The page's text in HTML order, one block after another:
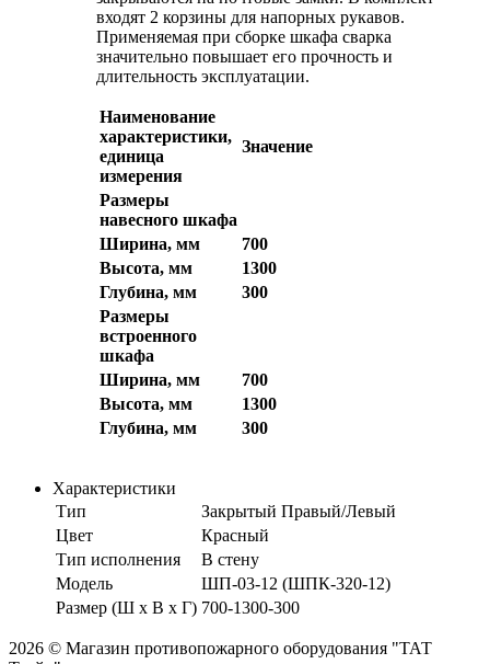
входят 2 корзины для напорных рукавов.
Применяемая при сборке шкафа сварка
значительно повышает его прочность и
длительность эксплуатации.
Наименование
характеристики,
единица
измерения
Значение
Размеры
навесного шкафа
Ширина, мм
700
Высота, мм
1300
Глубина, мм
300
Размеры
встроенного
шкафа
Ширина, мм
700
Высота, мм
1300
Глубина, мм
300
Характеристики
Тип
Закрытый Правый/Левый
Цвет
Красный
Тип исполнения
В стену
Модель
ШП-03-12 (ШПК-320-12)
Размер (Ш х В х Г) 700-1300-300
2026 © Магазин противопожарного оборудования "ТАТ